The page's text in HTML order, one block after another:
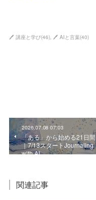
🖊 講座と学び(46) 🖊 AIと言葉(40)
2026.07.08 07:03
「ある」から始める21日間
｜7/13スタートJournaling
with AI
関連記事